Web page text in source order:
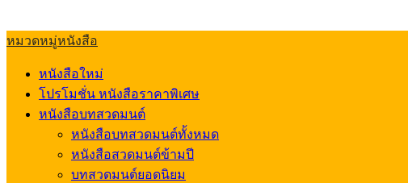
หมวดหมู่หนังสือ
หนังสือใหม่
โปรโมชั่น หนังสือราคาพิเศษ
หนังสือบทสวดมนต์
หนังสือบทสวดมนต์ทั้งหมด
หนังสือสวดมนต์ข้ามปี
บทสวดมนต์ยอดนิยม